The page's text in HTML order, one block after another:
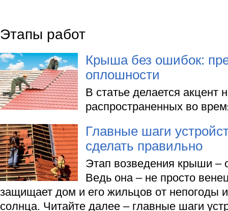
Этапы работ
Крыша без ошибок:
оплошности
В статье делается акцент
распространенных во
Главные шаги
сделать правильно
Этап возведения крыши –
Ведь она – не просто
защищает дом и его жильцов от непогоды
солнца. Читайте далее – главные шаги